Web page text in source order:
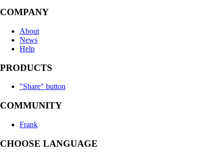
COMPANY
About
News
Help
PRODUCTS
"Share" button
COMMUNITY
Frank
CHOOSE LANGUAGE